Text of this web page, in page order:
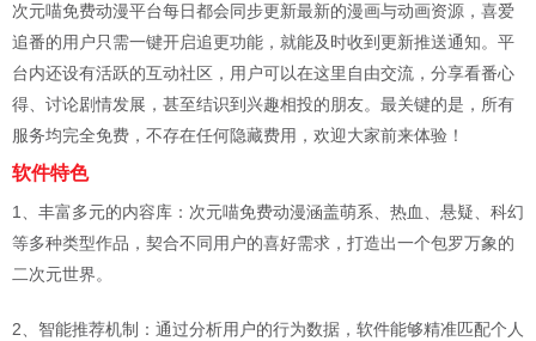
次元喵免费动漫平台每日都会同步更新最新的漫画与动画资源，喜爱
追番的用户只需一键开启追更功能，就能及时收到更新推送通知。平
台内还设有活跃的互动社区，用户可以在这里自由交流，分享看番心
得、讨论剧情发展，甚至结识到兴趣相投的朋友。最关键的是，所有
服务均完全免费，不存在任何隐藏费用，欢迎大家前来体验！
软件特色
1、丰富多元的内容库：次元喵免费动漫涵盖萌系、热血、悬疑、科幻
等多种类型作品，契合不同用户的喜好需求，打造出一个包罗万象的
二次元世界。
2、智能推荐机制：通过分析用户的行为数据，软件能够精准匹配个人